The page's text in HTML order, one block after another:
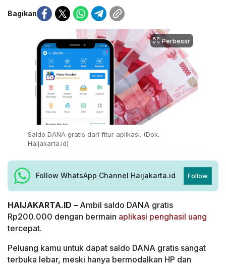
Bagikan
Perbesar
Saldo DANA gratis dari fitur aplikasi. (Dok.
Haijakarta.id)
Follow WhatsApp Channel Haijakarta.id Follow
HAIJAKARTA.ID – Ambil saldo DANA gratis
Rp200.000 dengan bermain aplikasi penghasil uang
tercepat.
Peluang kamu untuk dapat saldo DANA gratis sangat
terbuka lebar, meski hanya bermodalkan HP dan